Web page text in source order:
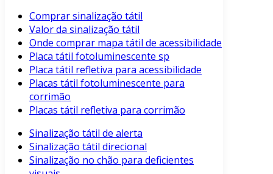
Comprar sinalização tátil
Valor da sinalização tátil
Onde comprar mapa tátil de acessibilidade
Placa tátil fotoluminescente sp
Placa tátil refletiva para acessibilidade
Placas tátil fotoluminescente para
corrimão
Placas tátil refletiva para corrimão
Sinalização tátil de alerta
Sinalização tátil direcional
Sinalização no chão para deficientes